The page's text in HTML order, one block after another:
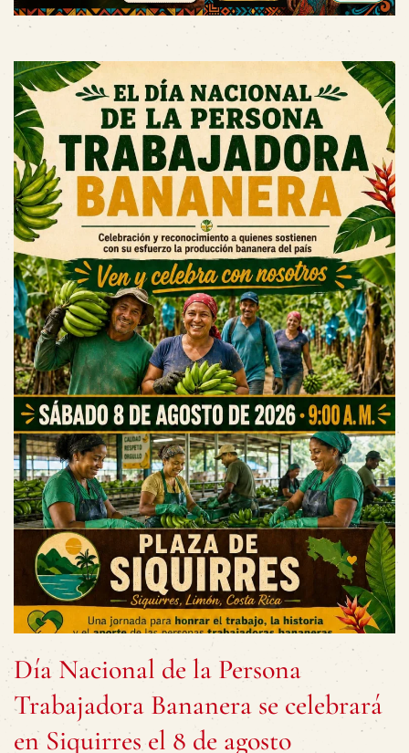
Día Nacional de la Persona
Trabajadora Bananera se celebrará
en Siquirres el 8 de agosto